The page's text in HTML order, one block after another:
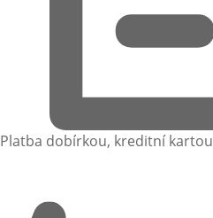
Platba dobírkou, kreditní kartou